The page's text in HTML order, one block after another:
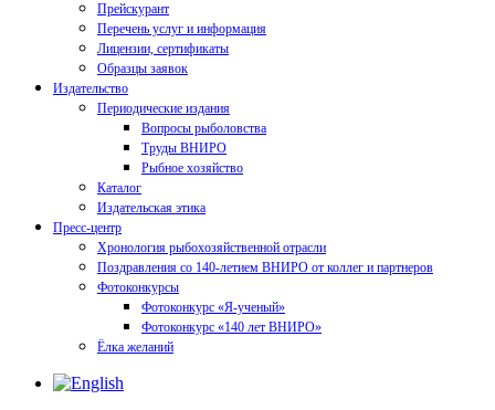
Прейскурант
Перечень услуг и информация
Лицензии, сертификаты
Образцы заявок
Издательство
Периодические издания
Вопросы рыболовства
Труды ВНИРО
Рыбное хозяйство
Каталог
Издательская этика
Пресс-центр
Хронология рыбохозяйственной отрасли
Поздравления со 140-летием ВНИРО от коллег и партнеров
Фотоконкурсы
Фотоконкурс «Я-ученый»
Фотоконкурс «140 лет ВНИРО»
Ёлка желаний